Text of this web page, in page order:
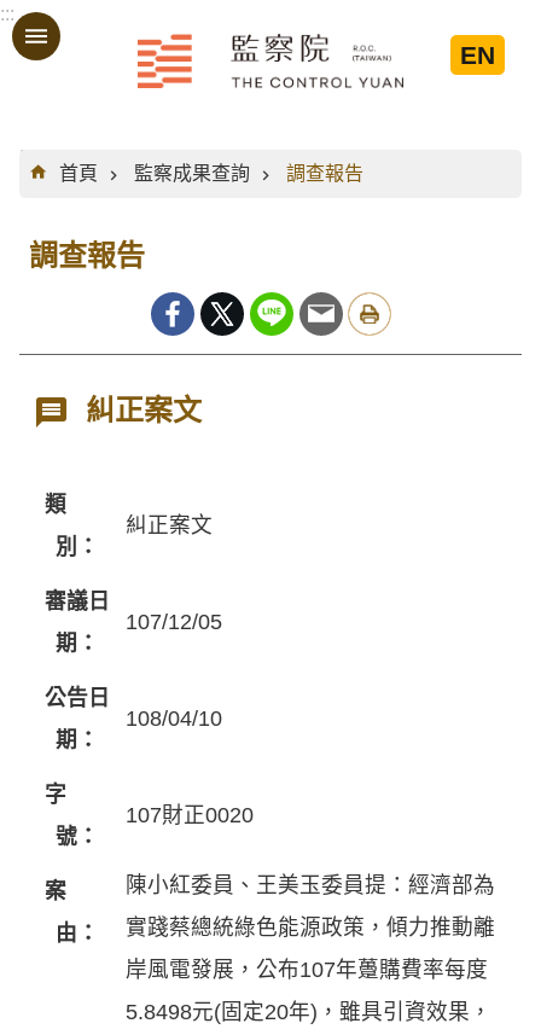
跳到主要內容區塊
:::
EN
:::
首頁
監察成果查詢 調查報告
調查報告
糾正案文
類
別：
糾正案文
審議日
期：
107/12/05
公告日
期：
108/04/10
字
號：
107財正0020
案
由：
陳小紅委員、王美玉委員提：經濟部為
實踐蔡總統綠色能源政策，傾力推動離
岸風電發展，公布107年躉購費率每度
5.8498元(固定20年)，雖具引資效果，